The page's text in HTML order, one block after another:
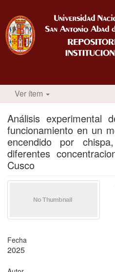
Ver ítem
Análisis experimental
funcionamiento en un
encendido por
diferentes
Cusco
Fecha
2025